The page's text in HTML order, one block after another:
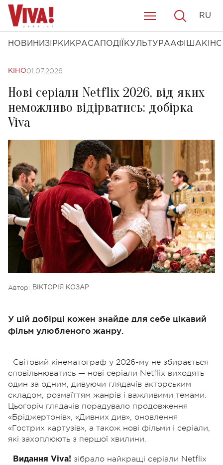
НОВИНИ ЗІРКИ КРАСА ПОДІЇ КУЛЬТУРААФІША КІНО
RU
КІНО01.07.2026
Нові серіали Netflix 2026, від яких
неможливо відірватись: добірка
Viva
Автор: ВІКТОРІЯ КОЗАР
У цій добірці кожен знайде для себе цікавий
фільм улюбленого жанру.
Світовий кінематограф у 2026-му не збирається
сповільнюватись — нові серіали Netflix виходять
один за одним, дивуючи глядачів акторським
складом, розмаїттям жанрів і важливими темами.
Цьогоріч глядачів порадувало продовження
«Бріджертонів», «Дивних див», оновлення
«Гострих картузів», а також нові фільми і серіали,
які захоплюють з першої хвилини.
Видання Viva! зібрало найкращі серіали Netflix